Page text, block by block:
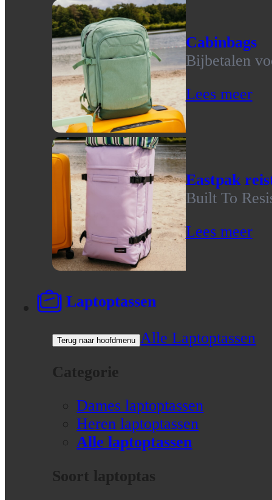
Cabinbags
Bijbetalen
Lees meer
Eastpak
Built To
Lees meer
Laptoptassen
Terug naar hoofdmenu Alle Laptoptassen
Categorie
Dames laptoptassen
Heren laptoptassen
Alle laptoptassen
Soort laptoptas